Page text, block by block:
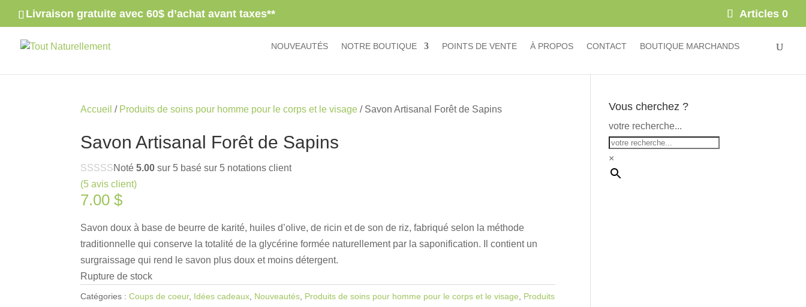
Livraison gratuite avec 60$ d’achat avant taxes** Articles 0
NOUVEAUTÉS NOTRE BOUTIQUE POINTS DE VENTE À PROPOS CONTACT BOUTIQUE MARCHANDS
Accueil / Produits de soins pour homme pour le corps et le visage / Savon Artisanal Forêt de Sapins
Savon Artisanal Forêt de Sapins
Noté5.00 sur 5 basé sur 5 notations client
(5 avis client)
7.00$
Savon doux à base de beurre de karité, huiles d’olive, de ricin et de son de riz, fabriqué selon la méthode
traditionnelle qui conserve la totalité de la glycérine formée naturellement par la saponification. Il contient un
surgraissage qui rend le savon plus doux et moins détergent.
Rupture de stock
Catégories :Coups de coeur, Idées cadeaux Nouveautés Produits de soins pour homme pour le corps et le visage
Produits
Vous cherchez ?
votre recherche...
×